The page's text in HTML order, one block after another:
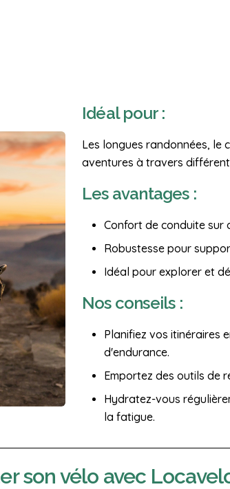
Idéal pour :
Les longues randonnées, le
aventures à travers
Les avantages :
Confort de conduite sur
Robustesse pour
Idéal pour explorer et
Nos conseils :
Planifiez vos itinéraires
d'endurance.
Emportez des outils de
Hydratez-vous
la fatigue.
son vélo avec